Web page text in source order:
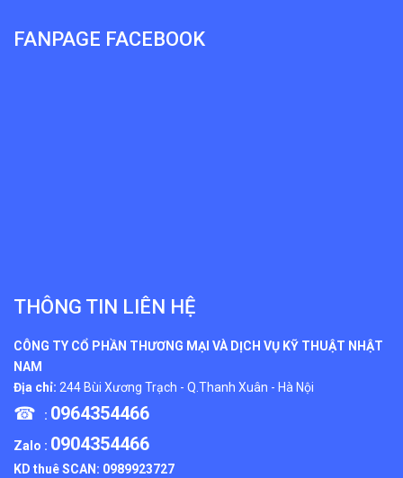
FANPAGE FACEBOOK
THÔNG TIN LIÊN HỆ
CÔNG TY CỔ PHẦN THƯƠNG MẠI VÀ DỊCH VỤ KỸ THUẬT NHẬT
NAM
Địa chỉ: 244 Bùi Xương Trạch - Q.Thanh Xuân - Hà Nội
☎ : 0964354466
Zalo : 0904354466
KD thuê SCAN: 0989923727